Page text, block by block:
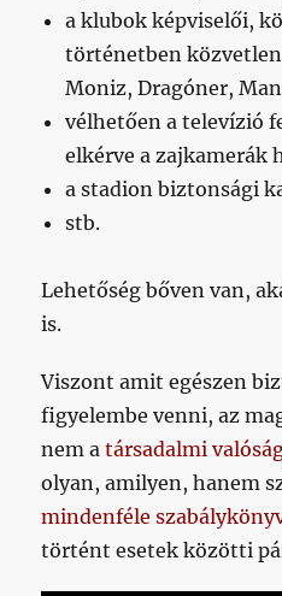
a klubok képviselői,
történetben
Moniz, Dragóner,
vélhetően a televízió
elkérve a zajkamerák
a stadion biztonsági
stb.
Lehetőség bőven van,
is.
Viszont amit egészen
figyelembe venni, az
nem atársadalmi
olyan, amilyen, hanem
mindenféle
történt esetek közötti